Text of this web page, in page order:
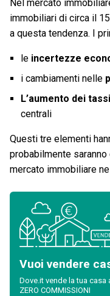
Nel mercato
immobiliari di circa il
a questa tendenza. I
le incertezze
i cambiamenti nelle
L’aumento dei
centrali
Questi tre elementi
probabilmente saranno
mercato immobiliare
Vuoi vendere
Dove.it vende la tua
ZERO COMMISSIONI